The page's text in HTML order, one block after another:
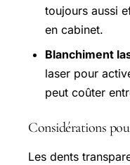
toujours aussi
en cabinet.
Blanchiment
laser pour
peut coûter
Considérations
Les dents